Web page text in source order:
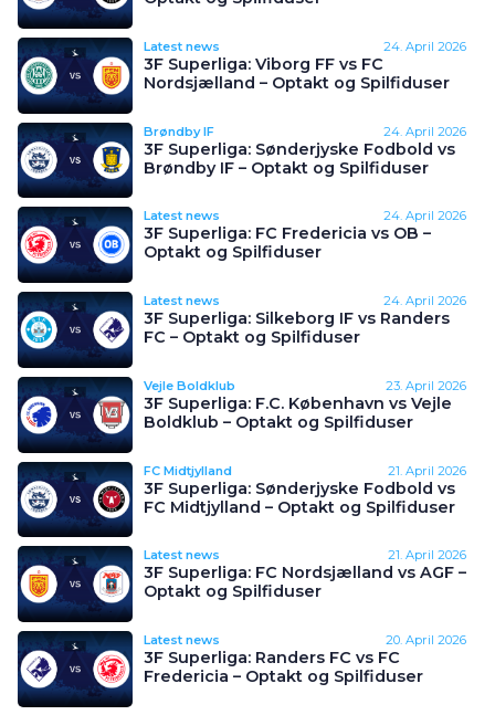
Latest news 24. April 2026
3F Superliga: Viborg FF vs FC
Nordsjælland – Optakt og Spilfiduser
Brøndby IF 24. April 2026
3F Superliga: Sønderjyske Fodbold vs
Brøndby IF – Optakt og Spilfiduser
Latest news 24. April 2026
3F Superliga: FC Fredericia vs OB –
Optakt og Spilfiduser
Latest news 24. April 2026
3F Superliga: Silkeborg IF vs Randers
FC – Optakt og Spilfiduser
Vejle Boldklub 23. April 2026
3F Superliga: F.C. København vs Vejle
Boldklub – Optakt og Spilfiduser
FC Midtjylland 21. April 2026
3F Superliga: Sønderjyske Fodbold vs
FC Midtjylland – Optakt og Spilfiduser
Latest news 21. April 2026
3F Superliga: FC Nordsjælland vs AGF –
Optakt og Spilfiduser
Latest news 20. April 2026
3F Superliga: Randers FC vs FC
Fredericia – Optakt og Spilfiduser